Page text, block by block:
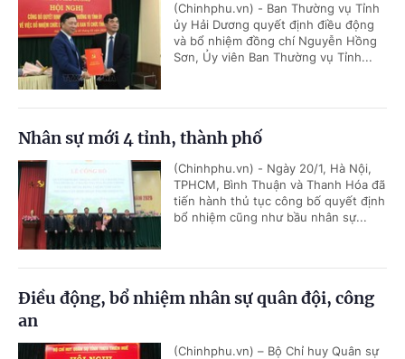
(Chinhphu.vn) - Ban Thường vụ Tỉnh
ủy Hải Dương quyết định điều động
và bổ nhiệm đồng chí Nguyễn Hồng
Sơn, Ủy viên Ban Thường vụ Tỉnh...
Nhân sự mới 4 tỉnh, thành phố
(Chinhphu.vn) - Ngày 20/1, Hà Nội,
TPHCM, Bình Thuận và Thanh Hóa đã
tiến hành thủ tục công bố quyết định
bổ nhiệm cũng như bầu nhân sự...
Điều động, bổ nhiệm nhân sự quân đội, công
an
(Chinhphu.vn) – Bộ Chỉ huy Quân sự